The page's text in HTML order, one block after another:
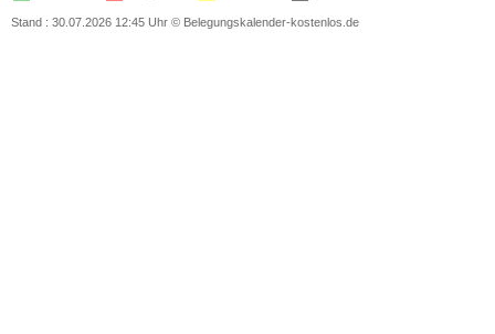
Stand : 30.07.2026 12:45 Uhr © Belegungskalender-kostenlos.de